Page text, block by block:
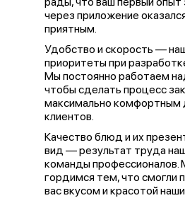
через приложение
приятным.
Удобство и скорость —
приоритеты при
Мы постоянно работаем
чтобы сделать процесс
максимально комфортным
клиентов.
Качество блюд и их
вид — результат труда
команды профессионалов.
гордимся тем, что смогли
вас вкусом и красотой